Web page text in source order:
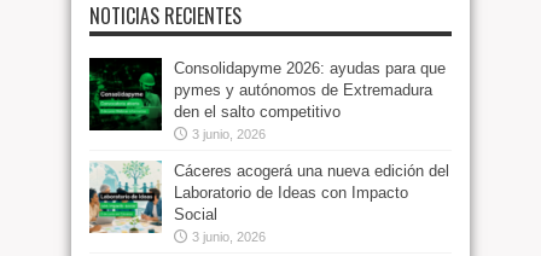
NOTICIAS RECIENTES
Consolidapyme 2026: ayudas para que
pymes y autónomos de Extremadura
den el salto competitivo
3 junio, 2026
Cáceres acogerá una nueva edición del
Laboratorio de Ideas con Impacto
Social
3 junio, 2026